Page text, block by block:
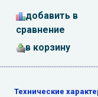
добавить в
сравнение
в корзину
Технические